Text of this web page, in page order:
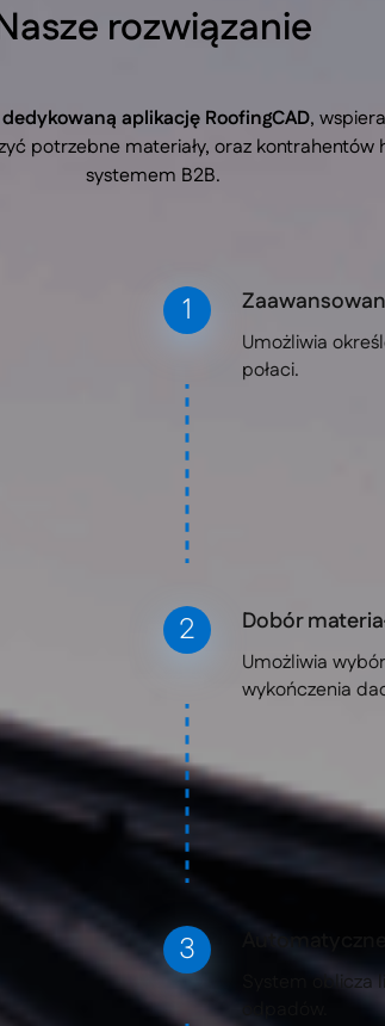
rozwiązanie
dedykowaną aplikację RoofingCAD,
potrzebne materiały, oraz
systemem B2B.
Umożliwia
połaci.
Dobór
Umożliwia
wykończenia
System